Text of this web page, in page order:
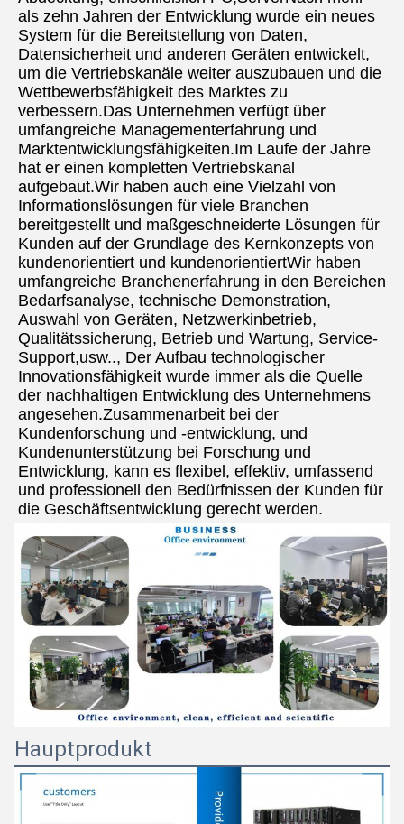
als zehn Jahren der Entwicklung wurde ein neues
System für die Bereitstellung von Daten,
Datensicherheit und anderen Geräten entwickelt,
um die Vertriebskanäle weiter auszubauen und die
Wettbewerbsfähigkeit des Marktes zu
verbessern.Das Unternehmen verfügt über
umfangreiche Managementerfahrung und
Marktentwicklungsfähigkeiten.Im Laufe der Jahre
hat er einen kompletten Vertriebskanal
aufgebaut.Wir haben auch eine Vielzahl von
Informationslösungen für viele Branchen
bereitgestellt und maßgeschneiderte Lösungen für
Kunden auf der Grundlage des Kernkonzepts von
kundenorientiert und kundenorientiertWir haben
umfangreiche Branchenerfahrung in den Bereichen
Bedarfsanalyse, technische Demonstration,
Auswahl von Geräten, Netzwerkinbetrieb,
Qualitätssicherung, Betrieb und Wartung, Service-
Support,usw.., Der Aufbau technologischer
Innovationsfähigkeit wurde immer als die Quelle
der nachhaltigen Entwicklung des Unternehmens
angesehen.Zusammenarbeit bei der
Kundenforschung und -entwicklung, und
Kundenunterstützung bei Forschung und
Entwicklung, kann es flexibel, effektiv, umfassend
und professionell den Bedürfnissen der Kunden für
die Geschäftsentwicklung gerecht werden.
Hauptprodukt